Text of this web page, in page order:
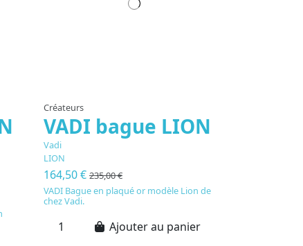
Créateurs
VADI bague LION
Vadi
LION
164,50 € 235,00 €
VADI Bague en plaqué or modèle Lion de
chez Vadi.
Ajouter au panier